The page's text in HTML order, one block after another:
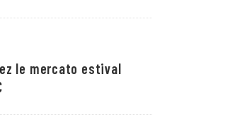
le mercato estival